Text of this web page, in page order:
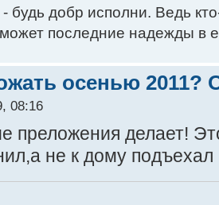
добр исполни. Ведь
последние надежды в
осенью 2011?
08:16
преложения делает!
не к дому